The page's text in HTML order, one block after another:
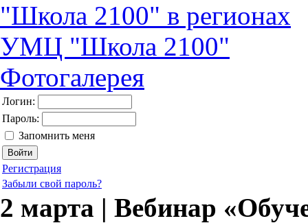
"Школа 2100" в регионах
УМЦ "Школа 2100"
Фотогалерея
Логин:
Пароль:
Запомнить меня
Регистрация
Забыли свой пароль?
2 марта | Вебинар